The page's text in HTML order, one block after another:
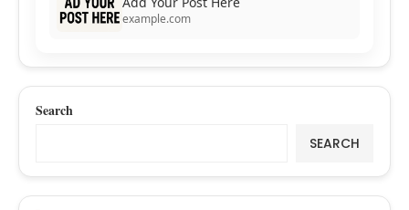
example.com
Search
SEARCH